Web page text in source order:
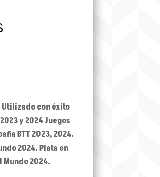
Utilizado con éxito
y 2024 Juegos
BTT 2023, 2024.
2024. Plata en
2024.